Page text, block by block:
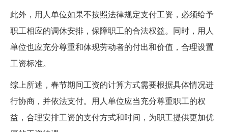
此外，用人单位如果不按照法律规定支付工资，必须给予
职工相应的调休安排，保障职工的合法权益。同时，用人
单位也应充分尊重和体现劳动者的付出和价值，合理设置
工资标准。
综上所述，春节期间工资的计算方式需要根据具体情况进
行协商，并依法支付。用人单位应当充分尊重职工的权
益，合理安排工资的支付方式和时间，为职工提供更加优